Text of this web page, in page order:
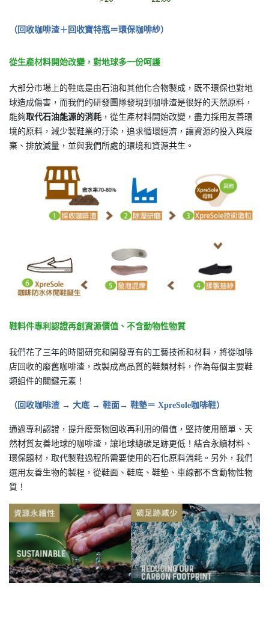
（回收咖啡渣＋回收寶特瓶＝環保咖啡紗）
從生產材料開始改變，對地球多一份呵護
大部分市場上的鞋底是由石油和其他化合物製成，既不環保也對地
球造成傷害，而我們的研發團隊發現到咖啡渣是很好的天然原料，
能夠取代石油能源的消耗 ，從生產材料開始改變，盡力採用友善環
境的原料，減少製鞋業的汙染，追求循環經濟，讓資源的投入與廢
棄、排放減量，並與我們所處的環境和資源共生。
鞋料件專利認證再創資源價值、不含動物性物質
我們花了三年的時間研究和開發專有的工藝技術和材料，將從咖啡
店回收的廢舊咖啡渣，改製成高品質的鞋類材料，作為每個主要鞋
類組件的關鍵元素！
（回收咖啡渣 → 大底 → 鞋面→ 鞋墊＝ XpreSole咖啡鞋）
通過專利認證，提升廢棄物回收再利用的價值，堅持使用簡單、天
然材質友善地球的咖啡渣，讓地球總碳足跡更低！結合永續材料、
環保題材，取代製鞋過程所需要使用的石化原料消耗。另外，我們
選用友善生物的製程，從鞋面、鞋底、鞋墊、車線都不含動物性物
質！